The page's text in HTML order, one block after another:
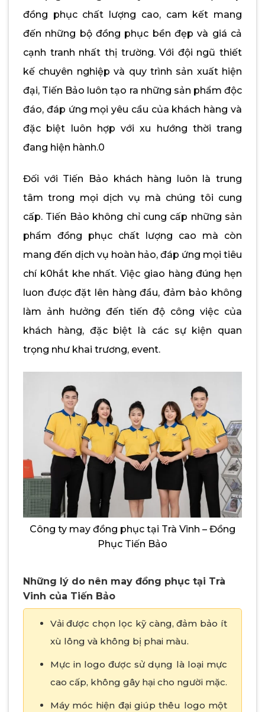
đồng phục chất lượng cao, cam kết mang
đến những bộ đồng phục bền đẹp và giá cả
cạnh tranh nhất thị trường. Với đội ngũ thiết
kế chuyên nghiệp và quy trình sản xuất hiện
đại, Tiến Bảo luôn tạo ra những sản phẩm độc
đáo, đáp ứng mọi yêu cầu của khách hàng và
đặc biệt luôn hợp với xu hướng thời trang
đang hiện hành.0
Đối với Tiến Bảo khách hàng luôn là trung
tâm trong mọi dịch vụ mà chúng tôi cung
cấp. Tiến Bảo không chỉ cung cấp những sản
phẩm đồng phục chất lượng cao mà còn
mang đến dịch vụ hoàn hảo, đáp ứng mọi tiêu
chí k0hắt khe nhất. Việc giao hàng đúng hẹn
luon được đặt lên hàng đầu, đảm bảo không
làm ảnh hưởng đến tiến độ công việc của
khách hàng, đặc biệt là các sự kiện quan
trọng như khai trương, event.
Công ty may đồng phục tại Trà Vinh – Đồng
Phục Tiến Bảo
Những lý do nên may đồng phục tại Trà
Vinh của Tiến Bảo
Vải được chọn lọc kỹ càng, đảm bảo ít
xù lông và không bị phai màu.
Mực in logo được sử dụng là loại mực
cao cấp, không gây hại cho người mặc.
Máy móc hiện đại giúp thêu logo một